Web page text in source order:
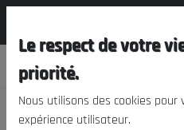
Le respect de votre
priorité.
Nous utilisons des cookies
expérience utilisateur.